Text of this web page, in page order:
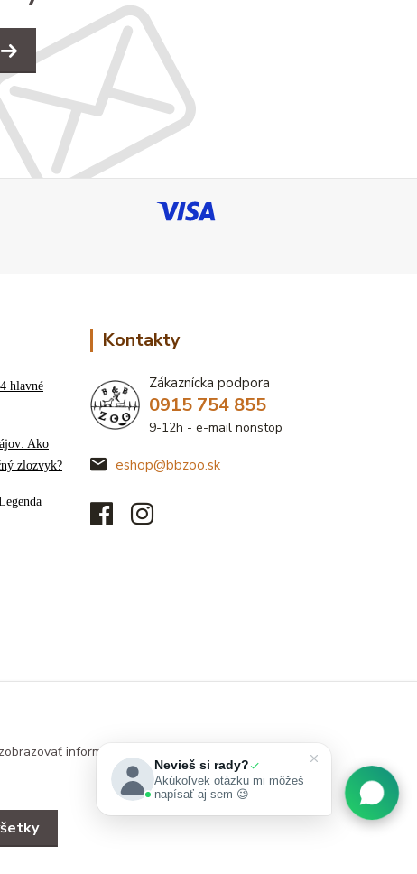
hlavné
Ako
zlozvyk?
Kontakty
Zákaznícka podpora
0915 754 855
9-12h - e-mail nonstop
eshop@bbzoo.sk
informácie
Nevieš si rady?
Akúkoľvek otázku mi môžeš
napísať aj sem 😉